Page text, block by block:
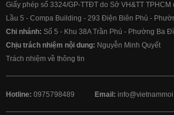
Giấy phép số 3324/GP-TTĐT do Sở VH&TT TPHCM
Lầu 5 - Compa Building - 293 Điện Biên Phủ -
Chi nhánh: Số 5 - Khu 38A Trần Phú - Phường Ba
Chịu trách nhiệm nội dung: Nguyễn Minh Quyết
Trách nhiệm về thông tin
Hotline: 0975798489 Email: